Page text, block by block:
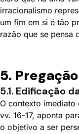
irracionalismo
um fim em si é tão
razão que se pensa
5. Pregação
5.1. Edificação
O contexto
vv. 16-17, aponta
o objetivo a ser